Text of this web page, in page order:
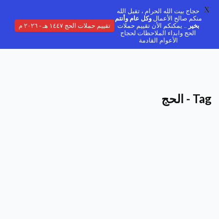
Tag - الحج
حجاج بيت الله الحرام ، تقبل الله
منكم صالح الأعمالوكل عام وأنتم
بخير .. يمكنكم الأن تقييم حملات
الحج وابداء الملاحظات لحجاج
الأعوام القادمة
تقييم حملات الحج ١٤٤٧ هـ - ٢٠٢٦ م
X